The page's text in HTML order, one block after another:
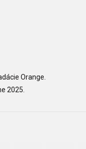
Orange.
2025.